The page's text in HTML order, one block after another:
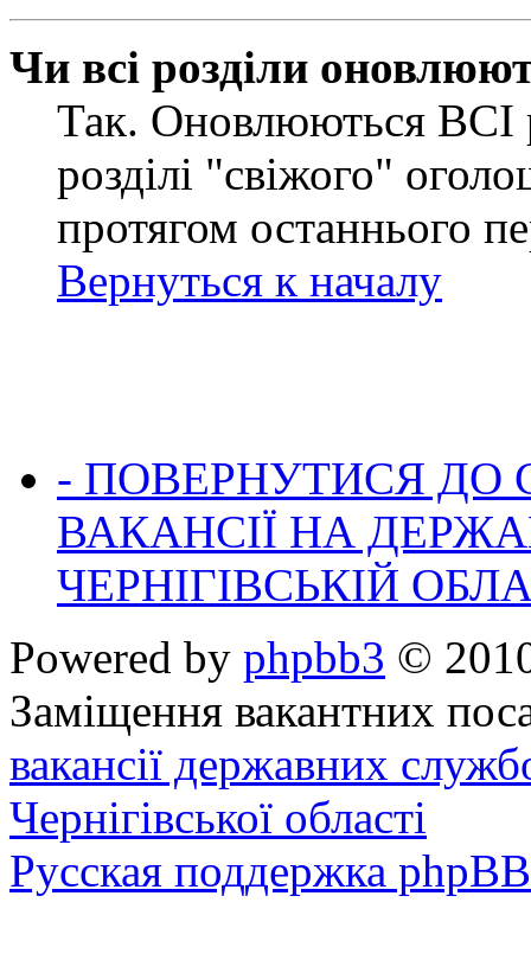
Чи всі розділи
Так. Оновлюються ВСІ
розділі "свіжого"
протягом останнього
Вернуться к началу
- ПОВЕРНУТИСЯ ДО
ВАКАНСІЇ НА
ЧЕРНІГІВСЬКІЙ
Powered by phpbb3 ©
Заміщення вакантних
вакансії державних
Чернігівської області
Русская поддержка phpBB